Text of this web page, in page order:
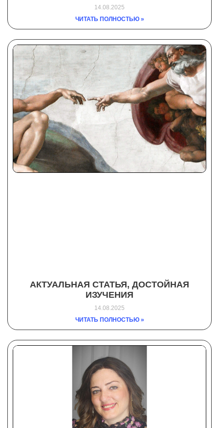
14.08.2025
ЧИТАТЬ ПОЛНОСТЬЮ »
АКТУАЛЬНАЯ СТАТЬЯ, ДОСТОЙНАЯ
ИЗУЧЕНИЯ
14.08.2025
ЧИТАТЬ ПОЛНОСТЬЮ »